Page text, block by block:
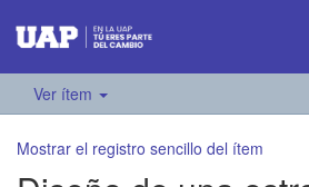
Ver ítem
Mostrar el registro sencillo del ítem